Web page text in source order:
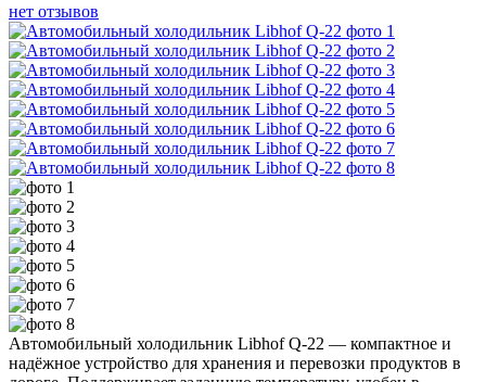
нет отзывов
Автомобильный холодильник Libhof Q-22 — компактное и
надёжное устройство для хранения и перевозки продуктов в